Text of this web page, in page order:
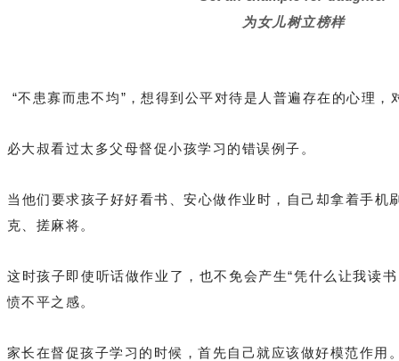
为女儿树立榜样
“不患寡而患不均”，想得到公平对待是人普遍存在的心理
必大叔看过太多父母督促小孩学习的错误例子。
当他们要求孩子好好看书、安心做作业时，自己却拿着手机
克、搓麻将。
这时孩子即使听话做作业了，也不免会产生“凭什么让我读
愤不平之感。
家长在督促孩子学习的时候，首先自己就应该做好模范作用